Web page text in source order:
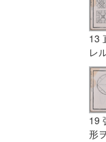
13
レ
19
形